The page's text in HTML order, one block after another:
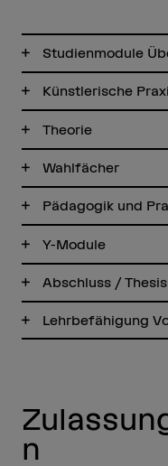
Studienmodule
Künstlerische
Theorie
Wahlfächer
Pädagogik und
Y-Module
Abschluss / Thesis
Lehrbefähigung
n